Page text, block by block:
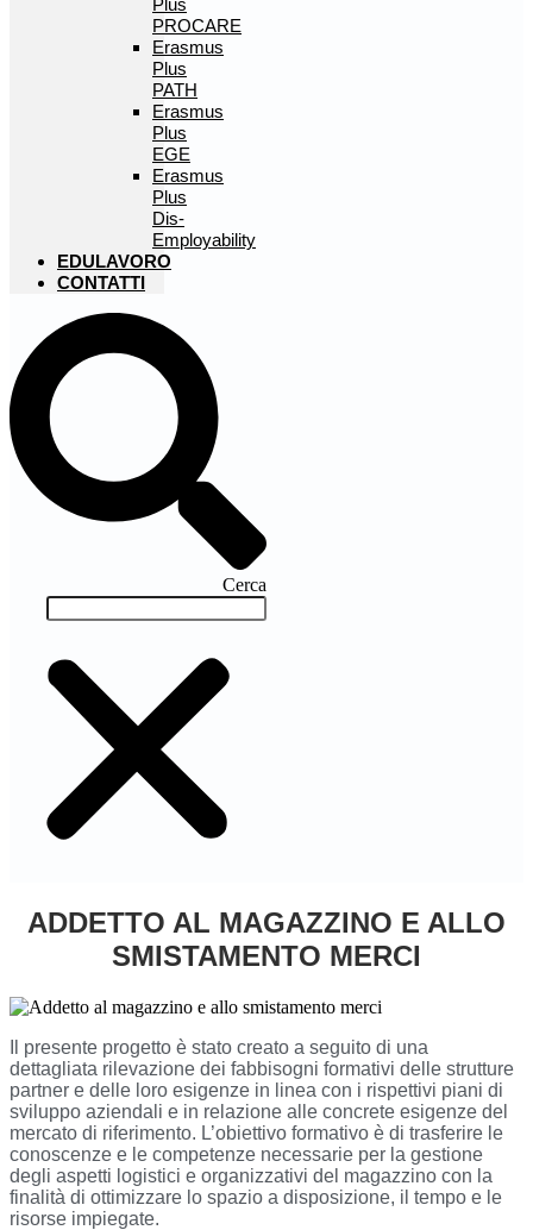
Plus
PROCARE
Erasmus
Plus
PATH
Erasmus
Plus
EGE
Erasmus
Plus
Dis-
Employability
EDULAVORO
CONTATTI
Cerca
ADDETTO AL MAGAZZINO E ALLO
SMISTAMENTO MERCI
Il presente progetto è stato creato a seguito di una
dettagliata rilevazione dei fabbisogni formativi delle strutture
partner e delle loro esigenze in linea con i rispettivi piani di
sviluppo aziendali e in relazione alle concrete esigenze del
mercato di riferimento. L’obiettivo formativo è di trasferire le
conoscenze e le competenze necessarie per la gestione
degli aspetti logistici e organizzativi del magazzino con la
finalità di ottimizzare lo spazio a disposizione, il tempo e le
risorse impiegate.